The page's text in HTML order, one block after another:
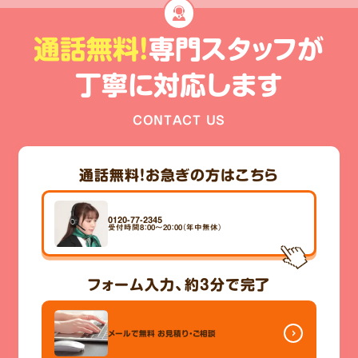
通話無料!専門スタッフが
丁寧に対応します
CONTACT US
通話無料！お急ぎの方はこちら
0120-77-2345
受付時間8：00～20：00（年中無休）
フォーム入力、 約3分で完了
メールで無料 お見積り・ご相談